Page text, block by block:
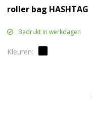
roller bag HASHTAG
Bedrukt in werkdagen